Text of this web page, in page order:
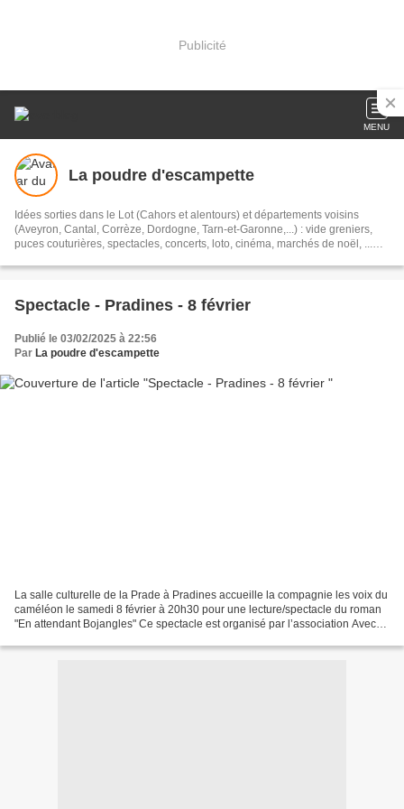
Publicité
MENU
La poudre d'escampette
Idées sorties dans le Lot (Cahors et alentours) et départements voisins
(Aveyron, Cantal, Corrèze, Dordogne, Tarn-et-Garonne,...) : vide greniers,
puces couturières, spectacles, concerts, loto, cinéma, marchés de noël, ...
Spectacle - Pradines - 8 février
Publié le 03/02/2025 à 22:56
Par La poudre d'escampette
La salle culturelle de la Prade à Pradines accueille la compagnie les voix du
caméléon le samedi 8 février à 20h30 pour une lecture/spectacle du roman
"En attendant Bojangles" Ce spectacle est organisé par l’association Avec